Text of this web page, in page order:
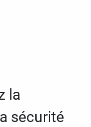
la
sécurité